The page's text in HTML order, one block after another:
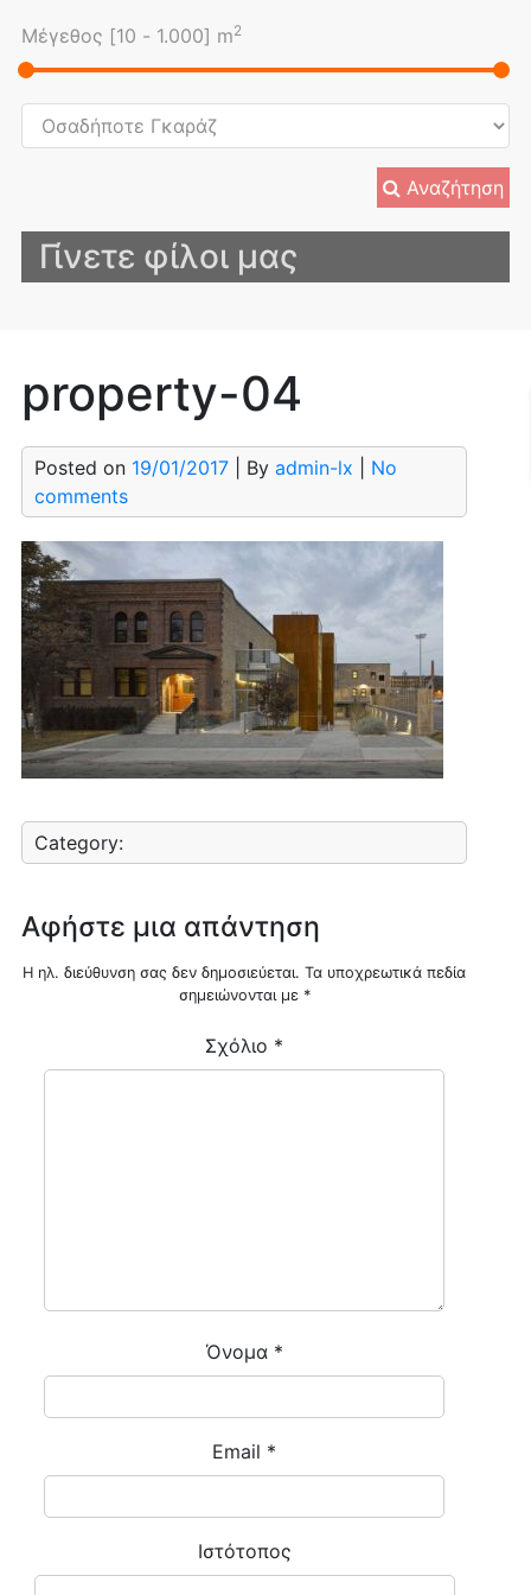
Μέγεθος [10 - 1.000] m2
Αναζήτηση
Γίνετε φίλοι μας
property-04
Posted on 19/01/2017| By admin-lx
No
comments
Category:
Αφήστε μια απάντηση
Η ηλ. διεύθυνση σας δεν δημοσιεύεται. Τα υποχρεωτικά πεδία
σημειώνονται με *
Σχόλιο *
Όνομα *
Email *
Ιστότοπος